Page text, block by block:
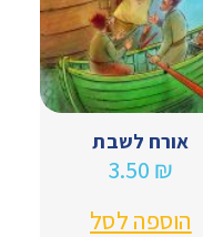
אורח לשבת
₪
הוספה לסל